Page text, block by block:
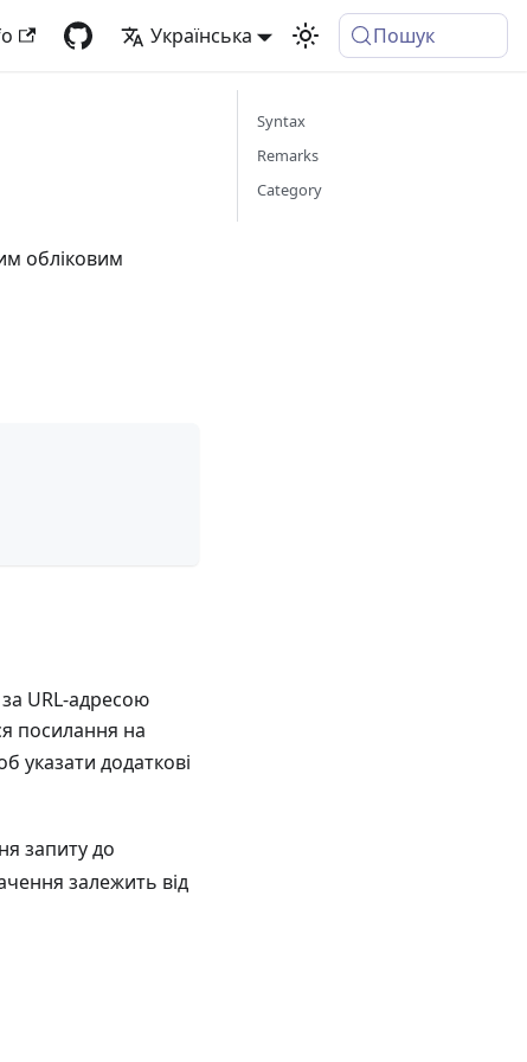
Українська Пошук
обліковим
URL-адресою
посилання на
указати додаткові
запиту до
залежить від
Syntax
Remarks
Category